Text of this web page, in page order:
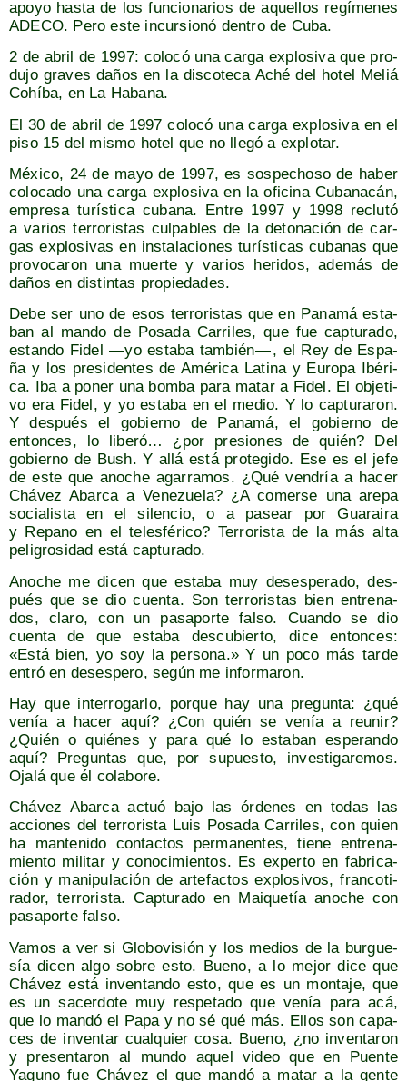
apo­yo has­ta de los fun­cio­na­rios de aque­llos regí­me­nes
ADECO. Pero este incur­sio­nó den­tro de Cuba.
2 de abril de 1997: colo­có una car­ga explo­si­va que pro­
du­jo gra­ves daños en la dis­co­te­ca Aché del hotel Meliá
Cohí­ba, en La Habana.
El 30 de abril de 1997 colo­có una car­ga explo­si­va en el
piso 15 del mis­mo hotel que no lle­gó a explotar.
Méxi­co, 24 de mayo de 1997, es sos­pe­cho­so de haber
colo­ca­do una car­ga explo­si­va en la ofi­ci­na Cuba­na­cán,
empre­sa turís­ti­ca cuba­na. Entre 1997 y 1998 reclu­tó
a varios terro­ris­tas cul­pa­bles de la deto­na­ción de car­
gas explo­si­vas en ins­ta­la­cio­nes turís­ti­cas cuba­nas que
pro­vo­ca­ron una muer­te y varios heri­dos, ade­más de
daños en dis­tin­tas propiedades.
Debe ser uno de esos terro­ris­tas que en Pana­má esta­
ban al man­do de Posa­da Carri­les, que fue cap­tu­ra­do,
estan­do Fidel —yo esta­ba tam­bién — , el Rey de Espa­
ña y los pre­si­den­tes de Amé­ri­ca Lati­na y Euro­pa Ibé­ri­
ca. Iba a poner una bom­ba para matar a Fidel. El obje­ti­
vo era Fidel, y yo esta­ba en el medio. Y lo cap­tu­ra­ron.
Y des­pués el gobierno de Pana­má, el gobierno de
enton­ces, lo libe­ró… ¿por pre­sio­nes de quién? Del
gobierno de Bush. Y allá está pro­te­gi­do. Ese es el jefe
de este que ano­che aga­rra­mos. ¿Qué ven­dría a hacer
Chá­vez Abar­ca a Vene­zue­la? ¿A comer­se una are­pa
socia­lis­ta en el silen­cio, o a pasear por Gua­rai­ra
y Repano en el teles­fé­ri­co? Terro­ris­ta de la más alta
peli­gro­si­dad está capturado.
Ano­che me dicen que esta­ba muy deses­pe­ra­do, des­
pués que se dio cuen­ta. Son terro­ris­tas bien entre­na­
dos, cla­ro, con un pasa­por­te fal­so. Cuan­do se dio
cuen­ta de que esta­ba des­cu­bier­to, dice enton­ces:
«Está bien, yo soy la per­so­na.» Y un poco más tar­de
entró en deses­pe­ro, según me informaron.
Hay que inte­rro­gar­lo, por­que hay una pre­gun­ta: ¿qué
venía a hacer aquí? ¿Con quién se venía a reu­nir?
¿Quién o quié­nes y para qué lo esta­ban espe­ran­do
aquí? Pre­gun­tas que, por supues­to, inves­ti­ga­re­mos.
Oja­lá que él colabore.
Chá­vez Abar­ca actuó bajo las órde­nes en todas las
accio­nes del terro­ris­ta Luis Posa­da Carri­les, con quien
ha man­te­ni­do con­tac­tos per­ma­nen­tes, tie­ne entre­na­
mien­to mili­tar y cono­ci­mien­tos. Es exper­to en fabri­ca­
ción y mani­pu­la­ción de arte­fac­tos explo­si­vos, fran­co­ti­
ra­dor, terro­ris­ta. Cap­tu­ra­do en Mai­que­tía ano­che con
pasa­por­te falso.
Vamos a ver si Glo­bo­vi­sión y los medios de la bur­gue­
sía dicen algo sobre esto. Bueno, a lo mejor dice que
Chá­vez está inven­tan­do esto, que es un mon­ta­je, que
es un sacer­do­te muy res­pe­ta­do que venía para acá,
que lo man­dó el Papa y no sé qué más. Ellos son capa­
ces de inven­tar cual­quier cosa. Bueno, ¿no inven­ta­ron
y pre­sen­ta­ron al mun­do aquel video que en Puen­te
Yaguno fue Chá­vez el que man­dó a matar a la gen­te